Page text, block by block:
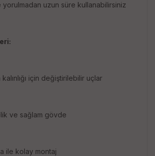
yorulmadan uzun süre kullanabilirsiniz
için değiştirilebilir uçlar
ve sağlam gövde
ile kolay montaj